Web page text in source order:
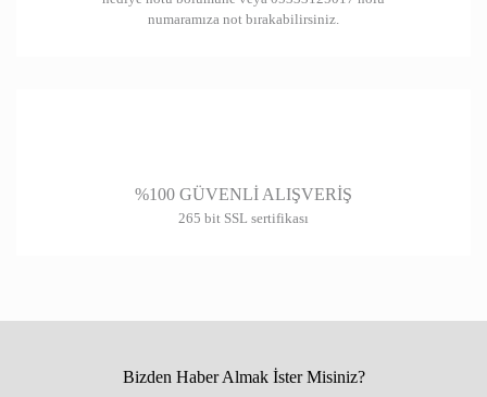
numaramıza not bırakabilirsiniz.
%100 GÜVENLİ ALIŞVERİŞ
265 bit SSL sertifikası
Bizden Haber Almak İster Misiniz?